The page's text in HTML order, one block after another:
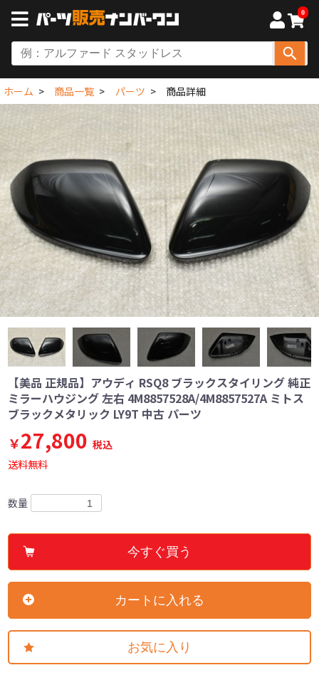
0
ホーム 商品一覧 パーツ 商品詳細
【美品 正規品】アウディ RSQ8 ブラックスタイリング 純正
ミラーハウジング 左右 4M8857528A/4M8857527A ミトス
ブラックメタリック LY9T 中古 パーツ
￥27,800 税込
送料無料
数量
今すぐ買う
カートに入れる
お気に入り